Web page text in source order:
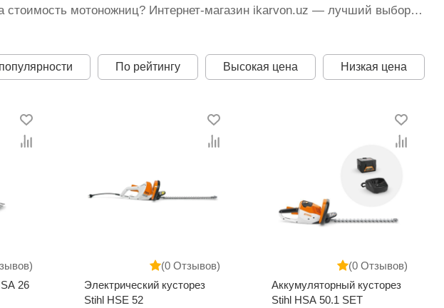
стоимость мотоножниц? Интернет-магазин ikarvon.uz — лучший выбор
— разнообразный ассортимент кусторезов от Bosch, Styhl,
способы оплаты, опытные консультанты — все это дополняют
По рейтингу Высокая цена Низкая цена
26
(0 Отзывов)
Электрический кусторез
Stihl HSE 52
(0 Отзывов)
Аккумуляторный кусторез
Stihl HSA 50.1 SET